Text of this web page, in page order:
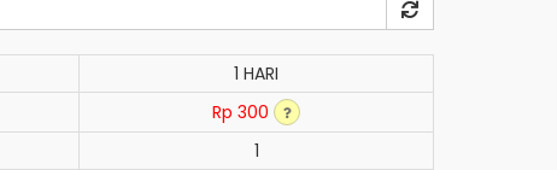
1 HARI
Rp 300
1